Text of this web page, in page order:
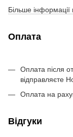
Більше інформації
Оплата
Оплата після
відправляєте
Оплата на
Відгуки